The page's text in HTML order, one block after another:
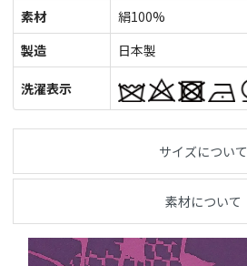
素材
絹100%
製造
日本製
洗濯表示
サイズについて
素材について